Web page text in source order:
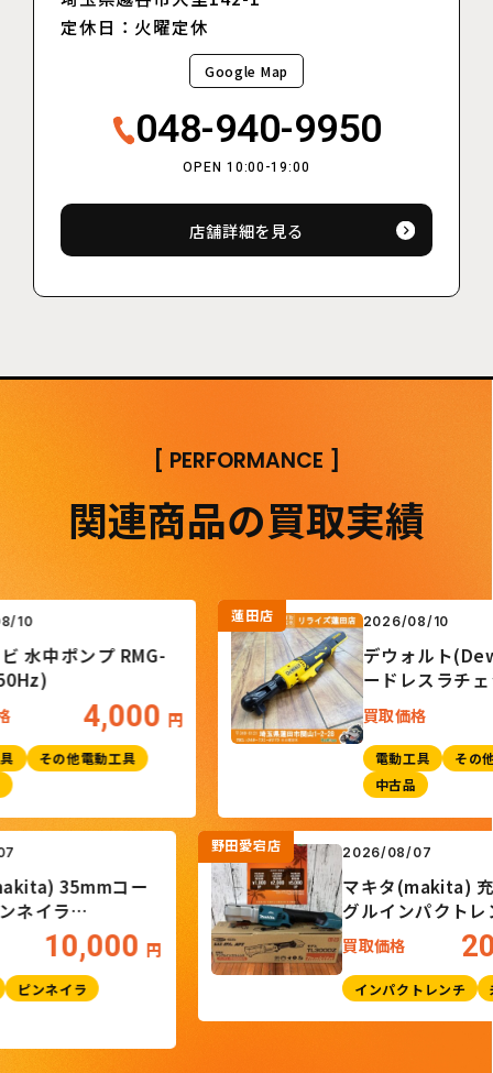
定休日：火曜定休
Google Map
048-940-9950
OPEN 10:00-19:00
店舗詳細を見る
[ PERFORMANCE ]
関連商品の買取実績
中ポンプ RMG-
4,000 円
その他電動工具
蓮田店 2026/08/10
デウォルト
ードレスラチェッ
DCF512B
買取価格
電動工具
その他電
中古品
07
(makita) 35mmコー
ピンネイラ
10,000
具
ピンネイラ
野田愛宕店 2026/08/07
マキタ
グルインパク
TL300DZ
買取価格
インパクトレン